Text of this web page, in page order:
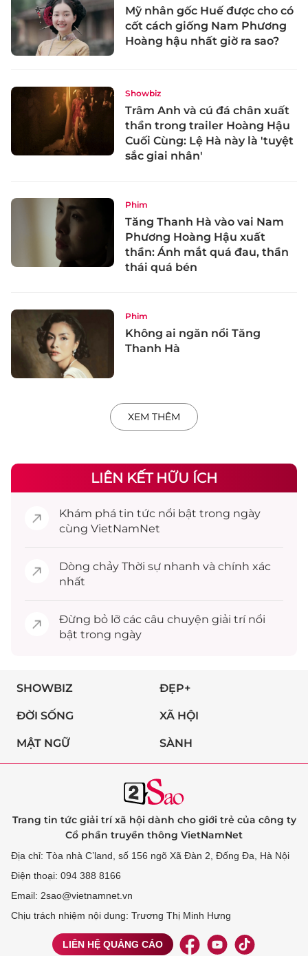
Mỹ nhân gốc Huế được cho có
cốt cách giống Nam Phương
Hoàng hậu nhất giờ ra sao?
Showbiz
Trâm Anh và cú đá chân xuất
thần trong trailer Hoàng Hậu
Cuối Cùng: Lệ Hà này là 'tuyệt
sắc giai nhân'
Phim
Tăng Thanh Hà vào vai Nam
Phương Hoàng Hậu xuất
thần: Ánh mắt quá đau, thần
thái quá bén
Phim
Không ai ngăn nổi Tăng
Thanh Hà
XEM THÊM
LIÊN KẾT HỮU ÍCH
Khám phá tin tức nổi bật trong ngày
cùng VietNamNet
Dòng chảy Thời sự nhanh và chính xác
nhất
Đừng bỏ lỡ các câu chuyện giải trínổi
bật trong ngày
SHOWBIZ ĐẸP+
ĐỜI SỐNG XÃ HỘI
MẬT NGỮ SÀNH
Trang tin tức giải trí xã hội dành cho giới trẻ của công ty
Cổ phần truyền thông VietNamNet
Địa chỉ: Tòa nhà C’land, số 156 ngõ Xã Đàn 2, Đống Đa, Hà Nội
Điện thoại: 094 388 8166
Email: 2sao@vietnamnet.vn
Chịu trách nhiệm nội dung: Trương Thị Minh Hưng
LIÊN HỆ QUẢNG CÁO